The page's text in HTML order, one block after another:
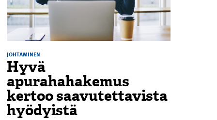
JOHTAMINEN
Hyvä
apurahahakemus
kertoo saavutettavista
hyödyistä